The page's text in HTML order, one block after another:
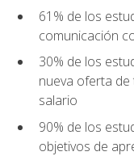
61% de los
comunicación
30% de los
nueva oferta
salario
90% de los
objetivos de